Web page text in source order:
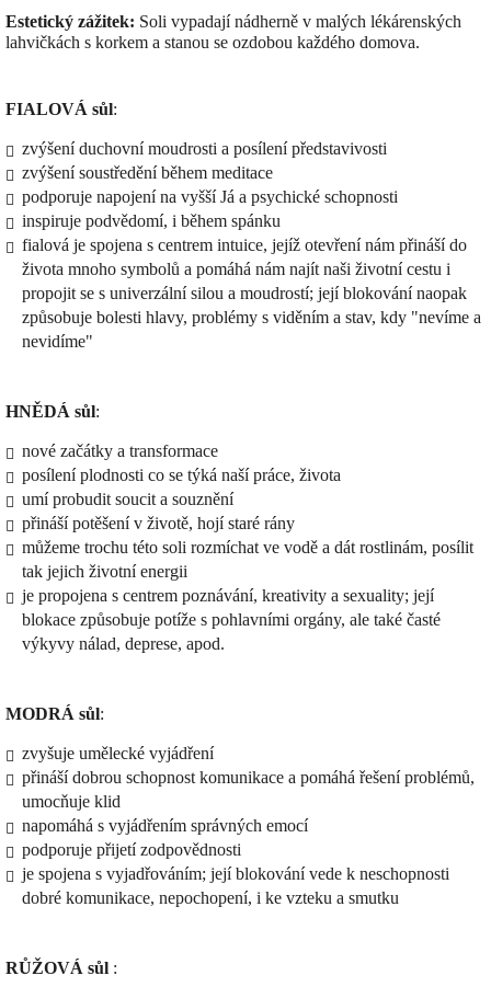
Estetický zážitek: Soli vypadají nádherně v malých lékárenských
lahvičkách s korkem a stanou se ozdobou každého domova.
FIALOVÁ sůl:
zvýšení duchovní moudrosti a posílení představivosti
zvýšení soustředění během meditace
podporuje napojení na vyšší Já a psychické schopnosti
inspiruje podvědomí, i během spánku
fialová je spojena s centrem intuice, jejíž otevření nám přináší do
života mnoho symbolů a pomáhá nám najít naši životní cestu i
propojit se s univerzální silou a moudrostí; její blokování naopak
způsobuje bolesti hlavy, problémy s viděním a stav, kdy "nevíme a
nevidíme"
HNĚDÁ sůl:
nové začátky a transformace
posílení plodnosti co se týká naší práce, života
umí probudit soucit a souznění
přináší potěšení v životě, hojí staré rány
můžeme trochu této soli rozmíchat ve vodě a dát rostlinám, posílit
tak jejich životní energii
je propojena s centrem poznávání, kreativity a sexuality; její
blokace způsobuje potíže s pohlavními orgány, ale také časté
výkyvy nálad, deprese, apod.
MODRÁ sůl:
zvyšuje umělecké vyjádření
přináší dobrou schopnost komunikace a pomáhá řešení problémů,
umocňuje klid
napomáhá s vyjádřením správných emocí
podporuje přijetí zodpovědnosti
je spojena s vyjadřováním; její blokování vede k neschopnosti
dobré komunikace, nepochopení, i ke vzteku a smutku
RŮŽOVÁ sůl :